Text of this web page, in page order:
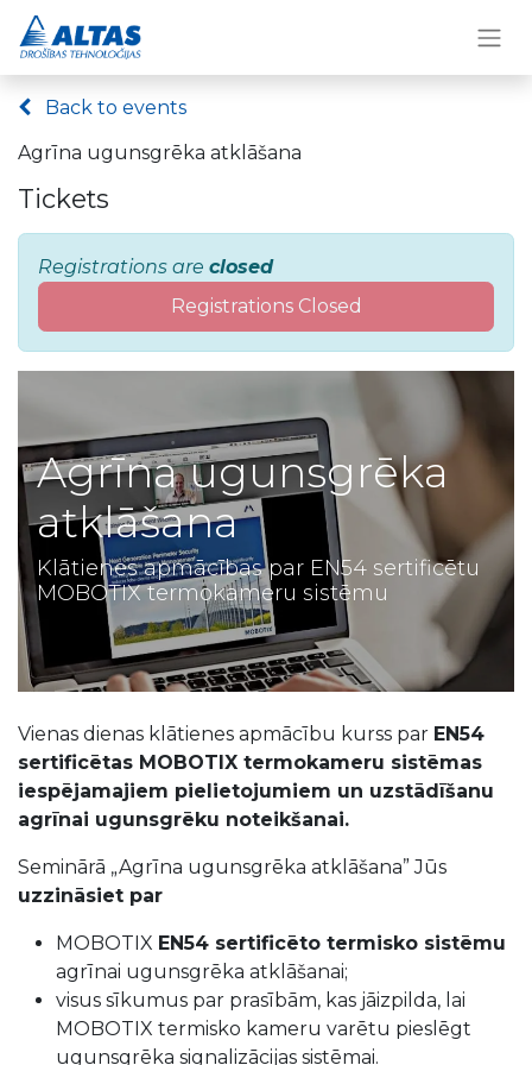
Back to events
Agrīna ugunsgrēka atklāšana
Tickets
Registrations are closed
Registrations Closed
Agrīna ugunsgrēka
atklāšana
Klātienes apmācības par EN54 sertificētu
MOBOTIX termokameru sistēmu
Vienas dienas klātienes apmācību kurss par EN54
sertificētas MOBOTIX termokameru sistēmas
iespējamajiem pielietojumiem un uzstādīšanu
agrīnai ugunsgrēku noteikšanai.
Seminārā „Agrīna ugunsgrēka atklāšana” Jūs
uzzināsiet par
MOBOTIX EN54 sertificēto termisko sistēmu
agrīnai ugunsgrēka atklāšanai;
visus sīkumus par prasībām, kas jāizpilda, lai
MOBOTIX termisko kameru varētu pieslēgt
ugunsgrēka signalizācijas sistēmai.